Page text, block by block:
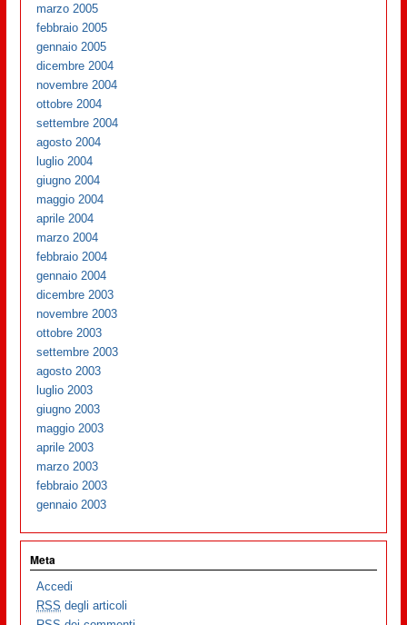
marzo 2005
febbraio 2005
gennaio 2005
dicembre 2004
novembre 2004
ottobre 2004
settembre 2004
agosto 2004
luglio 2004
giugno 2004
maggio 2004
aprile 2004
marzo 2004
febbraio 2004
gennaio 2004
dicembre 2003
novembre 2003
ottobre 2003
settembre 2003
agosto 2003
luglio 2003
giugno 2003
maggio 2003
aprile 2003
marzo 2003
febbraio 2003
gennaio 2003
Meta
Accedi
RSS degli articoli